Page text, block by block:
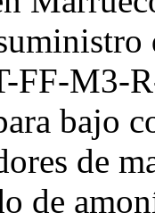
FF-M3-
bajo
de
de